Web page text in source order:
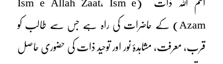
اسم اللہ ذات (Ism e Allah Zaat, Ism e
Azam) کے حاضرات کی راہ ہے جس سے طالب کو
قرب، معرفت، مشاہدۂ نور اور توحید ذات کی حضوری حاصل